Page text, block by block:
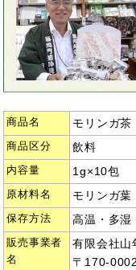
商品名 モリンガ茶
商品区分 飲料
内容量 1g×10包
原材料名 モリンガ葉
保存方法 高温・多湿
販売事業者
名
有限会社山
〒170-0002